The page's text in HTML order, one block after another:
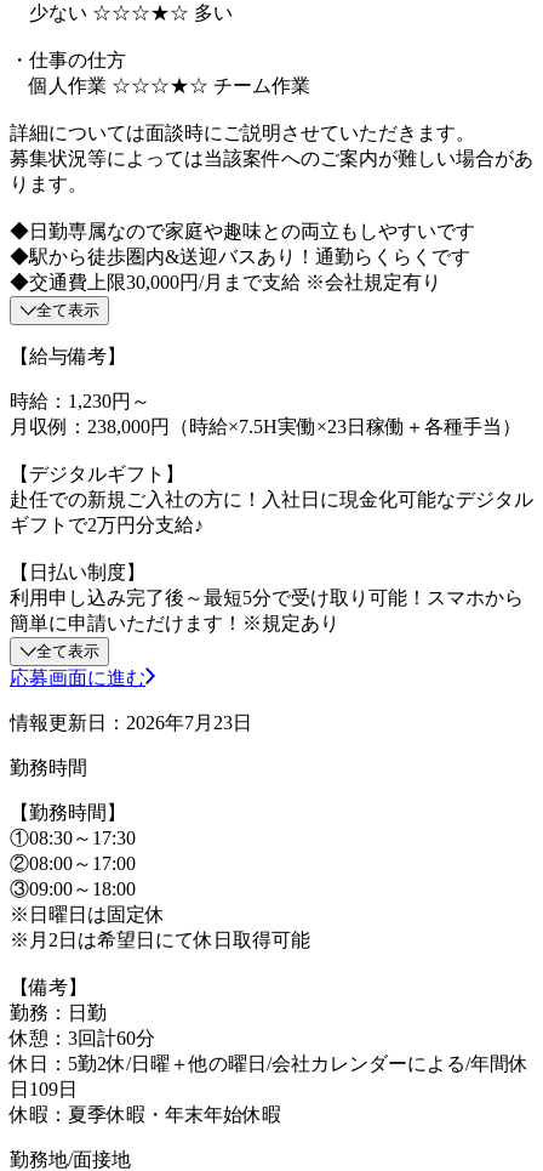
少ない ☆☆☆★☆ 多い
・仕事の仕方
個人作業 ☆☆☆★☆ チーム作業
詳細については面談時にご説明させていただきます。
募集状況等によっては当該案件へのご案内が難しい場合があ
ります。
◆日勤専属なので家庭や趣味との両立もしやすいです
◆駅から徒歩圏内&送迎バスあり！通勤らくらくです
◆交通費上限30,000円/月まで支給 ※会社規定有り
全て表示
【給与備考】
時給：1,230円～
月収例：238,000円（時給×7.5H実働×23日稼働＋各種手当）
【デジタルギフト】
赴任での新規ご入社の方に！入社日に現金化可能なデジタル
ギフトで2万円分支給♪
【日払い制度】
利用申し込み完了後～最短5分で受け取り可能！スマホから
簡単に申請いただけます！※規定あり
全て表示
応募画面に進む
情報更新日：2026年7月23日
勤務時間
【勤務時間】
①08:30～17:30
②08:00～17:00
③09:00～18:00
※日曜日は固定休
※月2日は希望日にて休日取得可能
【備考】
勤務：日勤
休憩：3回計60分
休日：5勤2休/日曜＋他の曜日/会社カレンダーによる/年間休
日109日
休暇：夏季休暇・年末年始休暇
勤務地/面接地